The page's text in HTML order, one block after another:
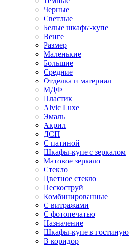
Черные
Светлые
Белые шкафы-купе
Венге
Размер
Маленькие
Большие
Средние
Отделка и материал
МДФ
Пластик
Alvic Luxe
Эмаль
Акрил
ДСП
С патиной
Шкафы-купе с зеркалом
Матовое зеркало
Стекло
Цветное стекло
Пескоструй
Комбинированные
С витражами
С фотопечатью
Назначение
Шкафы-купе в гостиную
В коридор